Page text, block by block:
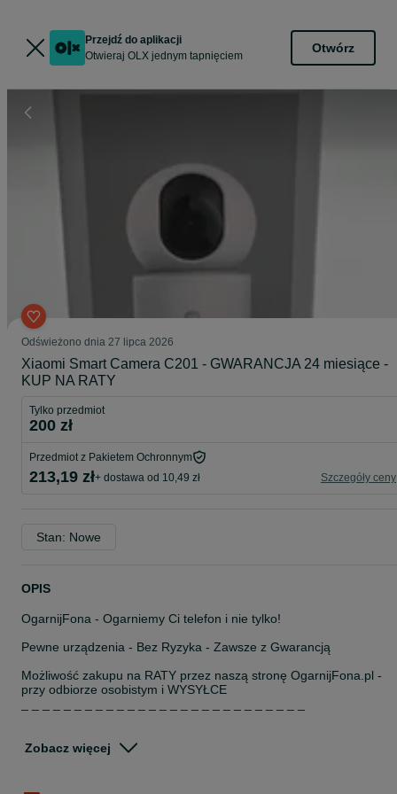
Przejdź do aplikacji
Otwieraj OLX jednym tapnięciem
Otwórz
Odświeżono dnia 27 lipca 2026
Xiaomi Smart Camera C201 - GWARANCJA 24 miesiące -
KUP NA RATY
Tylko przedmiot
200 zł
Przedmiot z Pakietem Ochronnym
213,19 zł+ dostawa od 10,49 zł Szczegóły ceny
Stan: Nowe
OPIS
OgarnijFona - Ogarniemy Ci telefon i nie tylko!
Pewne urządzenia - Bez Ryzyka - Zawsze z Gwarancją
Możliwość zakupu na RATY przez naszą stronę OgarnijFona.pl -
przy odbiorze osobistym i WYSYŁCE
Model: C201 (MBC27)
Zobacz więcej